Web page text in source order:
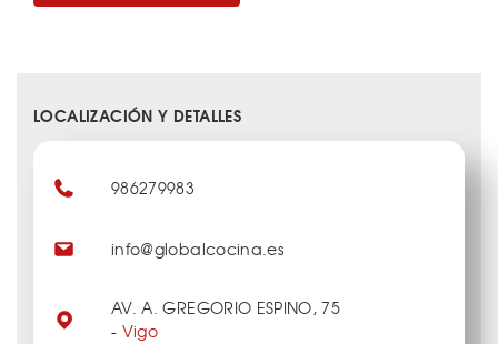
LOCALIZACIÓN Y DETALLES
986279983
info@globalcocina.es
AV. A. GREGORIO ESPINO, 75
- Vigo